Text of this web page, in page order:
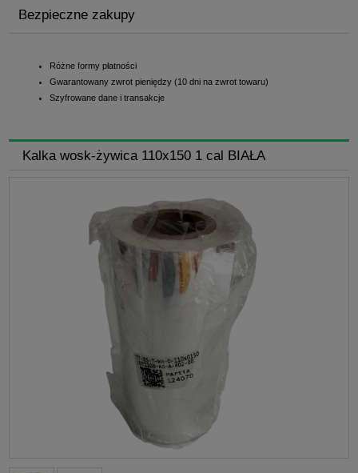
Bezpieczne zakupy
Różne formy płatności
Gwarantowany zwrot pieniędzy (10 dni na zwrot towaru)
Szyfrowane dane i transakcje
Kalka wosk-żywica 110x150 1 cal BIAŁA